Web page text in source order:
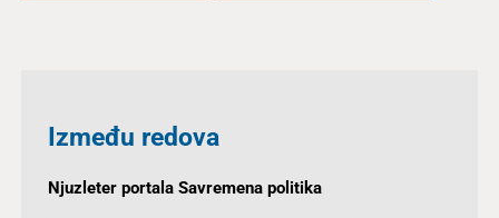
Između redova
Njuzleter portala Savremena politika